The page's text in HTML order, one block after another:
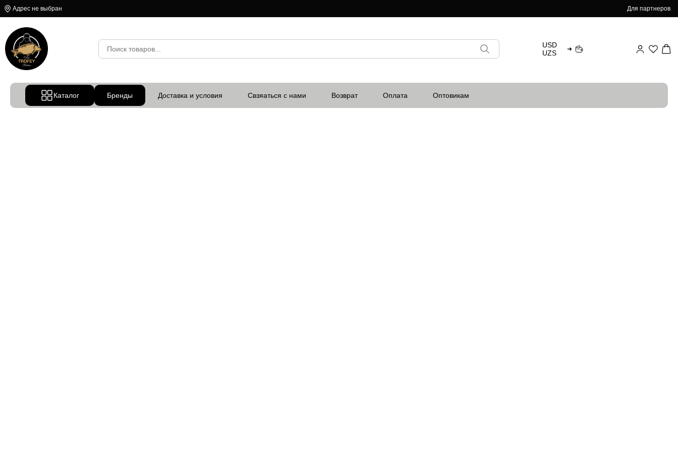
Адрес не выбран Для партнеров
USD
UZS
➜
Каталог Бренды Доставка и условия Свзяаться с нами Возврат Оплата Оптовикам